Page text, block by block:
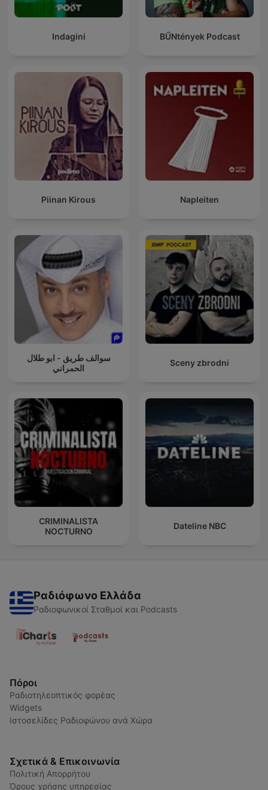
Indagini BŰNtények Podcast
Piinan Kirous Napleiten
سوالف طريق - ابو طلال
الحمراني
Sceny zbrodni
CRIMINALISTA
NOCTURNO
Dateline NBC
Ραδιόφωνο Ελλάδα
Ραδιοφωνικοί Σταθμοί και Podcasts
Πόροι
Ραδιοτηλεοπτικός φορέας
Widgets
Ιστοσελίδες Ραδιοφώνου ανά Χώρα
Σχετικά & Επικοινωνία
Πολιτική Απορρήτου
Όρους χρήσης υπηρεσίας